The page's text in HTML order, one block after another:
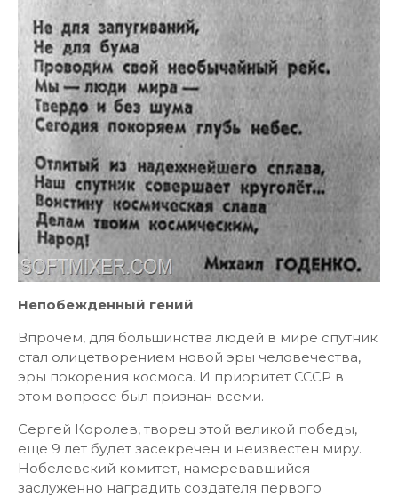
Непобежденный гений
Впрочем, для большинства людей в мире спутник
стал олицетворением новой эры человечества,
эры покорения космоса. И приоритет СССР в
этом вопросе был признан всеми.
Сергей Королев, творец этой великой победы,
еще 9 лет будет засекречен и неизвестен миру.
Нобелевский комитет, намеревавшийся
заслуженно наградить создателя первого